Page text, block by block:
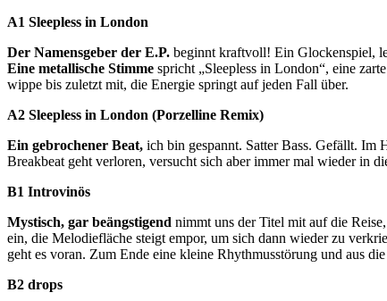
A1 Sleepless in London
Der Namensgeber der E.P. beginnt kraftvoll! Ein Glockenspiel,
Eine metallische Stimme spricht „Sleepless in London“, eine
wippe bis zuletzt mit, die Energie springt auf jeden Fall über.
A2 Sleepless in London (Porzelline Remix)
Ein gebrochener Beat, ich bin gespannt. Satter Bass. Gefällt. Im
Breakbeat geht verloren, versucht sich aber immer mal wieder in
B1 Introvinös
Mystisch, gar beängstigend nimmt uns der Titel mit auf die
ein, die Melodiefläche steigt empor, um sich dann wieder zu
geht es voran. Zum Ende eine kleine Rhythmusstörung und aus
B2 drops